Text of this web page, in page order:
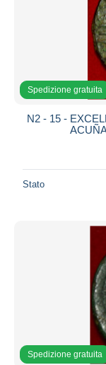
Spedizione gratuita
N2 - 15 -
Stato
Spedizione gratuita